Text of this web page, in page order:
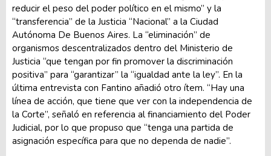
reducir el peso del poder político en el mismo” y la
“transferencia” de la Justicia “Nacional” a la Ciudad
Autónoma De Buenos Aires. La “eliminación” de
organismos descentralizados dentro del Ministerio de
Justicia “que tengan por fin promover la discriminación
positiva” para “garantizar” la “igualdad ante la ley”. En la
última entrevista con Fantino añadió otro ítem. “Hay una
línea de acción, que tiene que ver con la independencia de
la Corte”, señaló en referencia al financiamiento del Poder
Judicial, por lo que propuso que “tenga una partida de
asignación específica para que no dependa de nadie”.